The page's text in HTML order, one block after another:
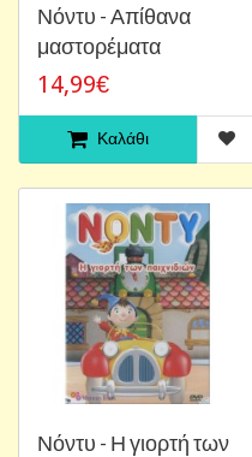
Νόντυ - Απίθανα
μαστορέματα
14,99€
Καλάθι
Νόντυ - Η γιορτή των